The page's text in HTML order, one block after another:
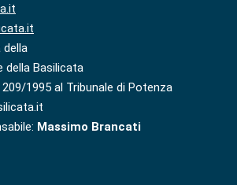
della
della Basilicata
1995 al Tribunale di Potenza
Massimo Brancati